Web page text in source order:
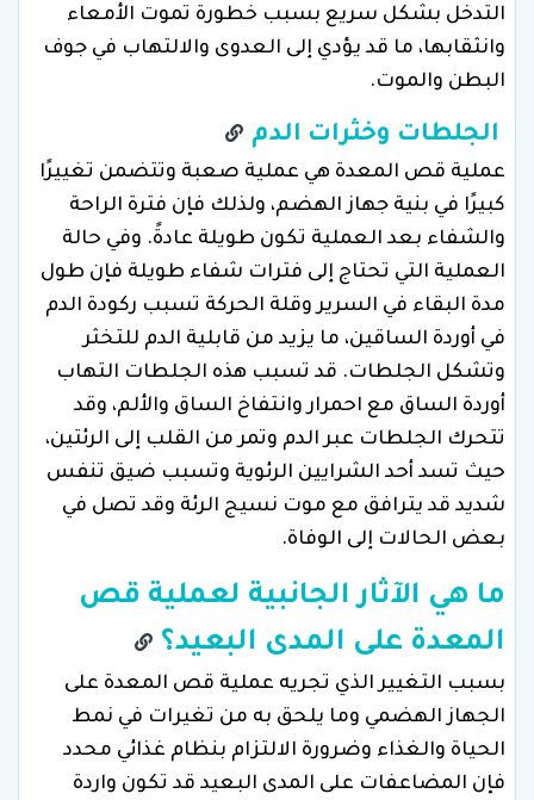
التدخل بشكل سريع بسبب خطورة تموت الأمعاء
وانثقابها، ما قد يؤدي إلى العدوى والالتهاب في جوف
البطن والموت.
الجلطات وخثرات الدم
عملية قص المعدة هي عملية صعبة وتتضمن تغييرًا
كبيرًا في بنية جهاز الهضم، ولذلك فإن فترة الراحة
والشفاء بعد العملية تكون طويلة عادةً. وفي حالة
العملية التي تحتاج إلى فترات شفاء طويلة فإن طول
مدة البقاء في السرير وقلة الحركة تسبب ركودة الدم
في أوردة الساقين، ما يزيد من قابلية الدم للتخثر
وتشكل الجلطات. قد تسبب هذه الجلطات التهاب
أوردة الساق مع احمرار وانتفاخ الساق والألم، وقد
تتحرك الجلطات عبر الدم وتمر من القلب إلى الرئتين،
حيث تسد أحد الشرايين الرئوية وتسبب ضيق تنفس
شديد قد يترافق مع موت نسيج الرئة وقد تصل في
بعض الحالات إلى الوفاة.
ما هي الآثار الجانبية لعملية قص
المعدة على المدى البعيد؟
بسبب التغيير الذي تجريه عملية قص المعدة على
الجهاز الهضمي وما يلحق به من تغيرات في نمط
الحياة والغذاء وضرورة الالتزام بنظام غذائي محدد
فإن المضاعفات على المدى البعيد قد تكون واردة